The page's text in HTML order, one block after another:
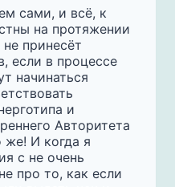
сами, и всё, к
на протяжении
принесёт
если в процессе
начинаться
и
Авторитета
И когда я
с не очень
про то, как если